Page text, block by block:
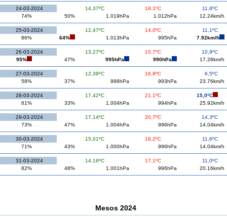
24-03-2024 14,37ºC 18,1ºC
11,8ºC
74%
50% 1.019hPa 1.012hPa 12.24km/h
25-03-2024 12,47ºC 14,0ºC
11,1ºC
86%
64% 1.013hPa 995hPa 7.92km/h
26-03-2024 13,27ºC 15,7ºC
10,9ºC
95%
47% 995hPa 990hPa 17.28km/h
27-03-2024 12,39ºC 16,8ºC
6,5ºC
58%
37% 998hPa 993hPa 23.76km/h
28-03-2024 17,42ºC 21,1ºC
15,0ºC
61%
33% 1.004hPa 994hPa 25.92km/h
29-03-2024 17,14ºC 20,7ºC
14,3ºC
73%
47% 1.004hPa 996hPa 14.04km/h
30-03-2024 15,01ºC 18,2ºC
11,6ºC
71%
43% 1.000hPa 996hPa 14.04km/h
31-03-2024 14,16ºC 17,1ºC
11,0ºC
82%
48% 1.001hPa 996hPa 20.16km/h
Mesos 2024